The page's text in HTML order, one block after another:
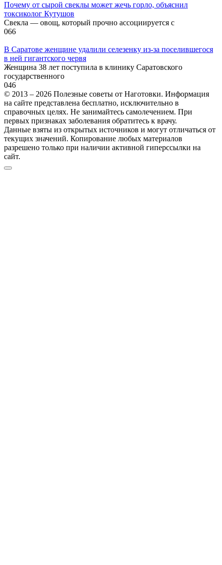
Почему от сырой свеклы может жечь горло, объяснил
токсиколог Кутушов
Свекла — овощ, который прочно ассоциируется с
066
В Саратове женщине удалили селезенку из-за поселившегося
в ней гигантского червя
Женщина 38 лет поступила в клинику Саратовского
государственного
046
© 2013 – 2026 Полезные советы от Наготовки. Информация
на сайте представлена бесплатно, исключительно в
справочных целях. Не занимайтесь самолечением. При
первых признаках заболевания обратитесь к врачу.
Данные взяты из открытых источников и могут отличаться от
текущих значений. Копирование любых материалов
разрешено только при наличии активной гиперссылки на
сайт.